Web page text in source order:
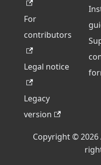
For
contributors
Legal notice
Legacy
version
Copyright © 2026